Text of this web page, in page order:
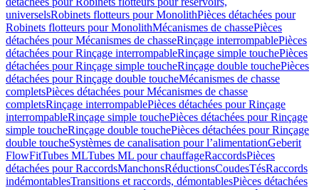
universelsRobinets flotteurs pour MonolithPièces détachées pour
Robinets flotteurs pour MonolithMécanismes de chassePièces
détachées pour Mécanismes de chasseRinçage interrompablePièces
détachées pour Rinçage interrompableRinçage simple touchePièces
détachées pour Rinçage simple toucheRinçage double touchePièces
détachées pour Rinçage double toucheMécanismes de chasse
completsPièces détachées pour Mécanismes de chasse
completsRinçage interrompablePièces détachées pour Rinçage
interrompableRinçage simple touchePièces détachées pour Rinçage
simple toucheRinçage double touchePièces détachées pour Rinçage
double toucheSystèmes de canalisation pour l’alimentationGeberit
FlowFitTubes MLTubes ML pour chauffageRaccordsPièces
détachées pour RaccordsManchonsRéductionsCoudesTésRaccords
indémontablesTransitions et raccords, démontablesPièces détachées